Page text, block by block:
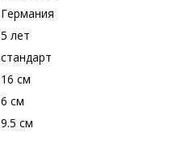
Германия
5 лет
стандарт
16 см
6 см
9.5 см